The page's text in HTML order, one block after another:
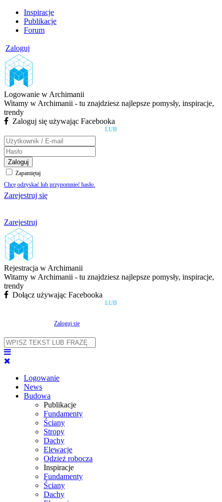
Inspiracje
Publikacje
Forum
Zaloguj
Logowanie w Archimanii
Witamy w Archimanii - tu znajdziesz najlepsze pomysły, inspiracje,
trendy
Zaloguj się używając Facebooka
LUB
Zaloguj
Zapamiętaj
Chcę odzyskać lub przypomnieć hasło.
Zarejestruj się
Zarejestruj
Rejestracja w Archimanii
Witamy w Archimanii - tu znajdziesz najlepsze pomysły, inspiracje,
trendy
Dołącz używając Facebooka
LUB
Zaloguj się
Logowanie
News
Budowa
Publikacje
Fundamenty
Ściany
Stropy
Dachy
Elewacje
Odzież robocza
Inspiracje
Fundamenty
Ściany
Dachy